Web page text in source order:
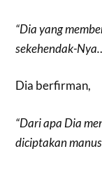
“Dia yang
sekehendak-
Dia berfirman,
“Dari apa Dia
diciptakan